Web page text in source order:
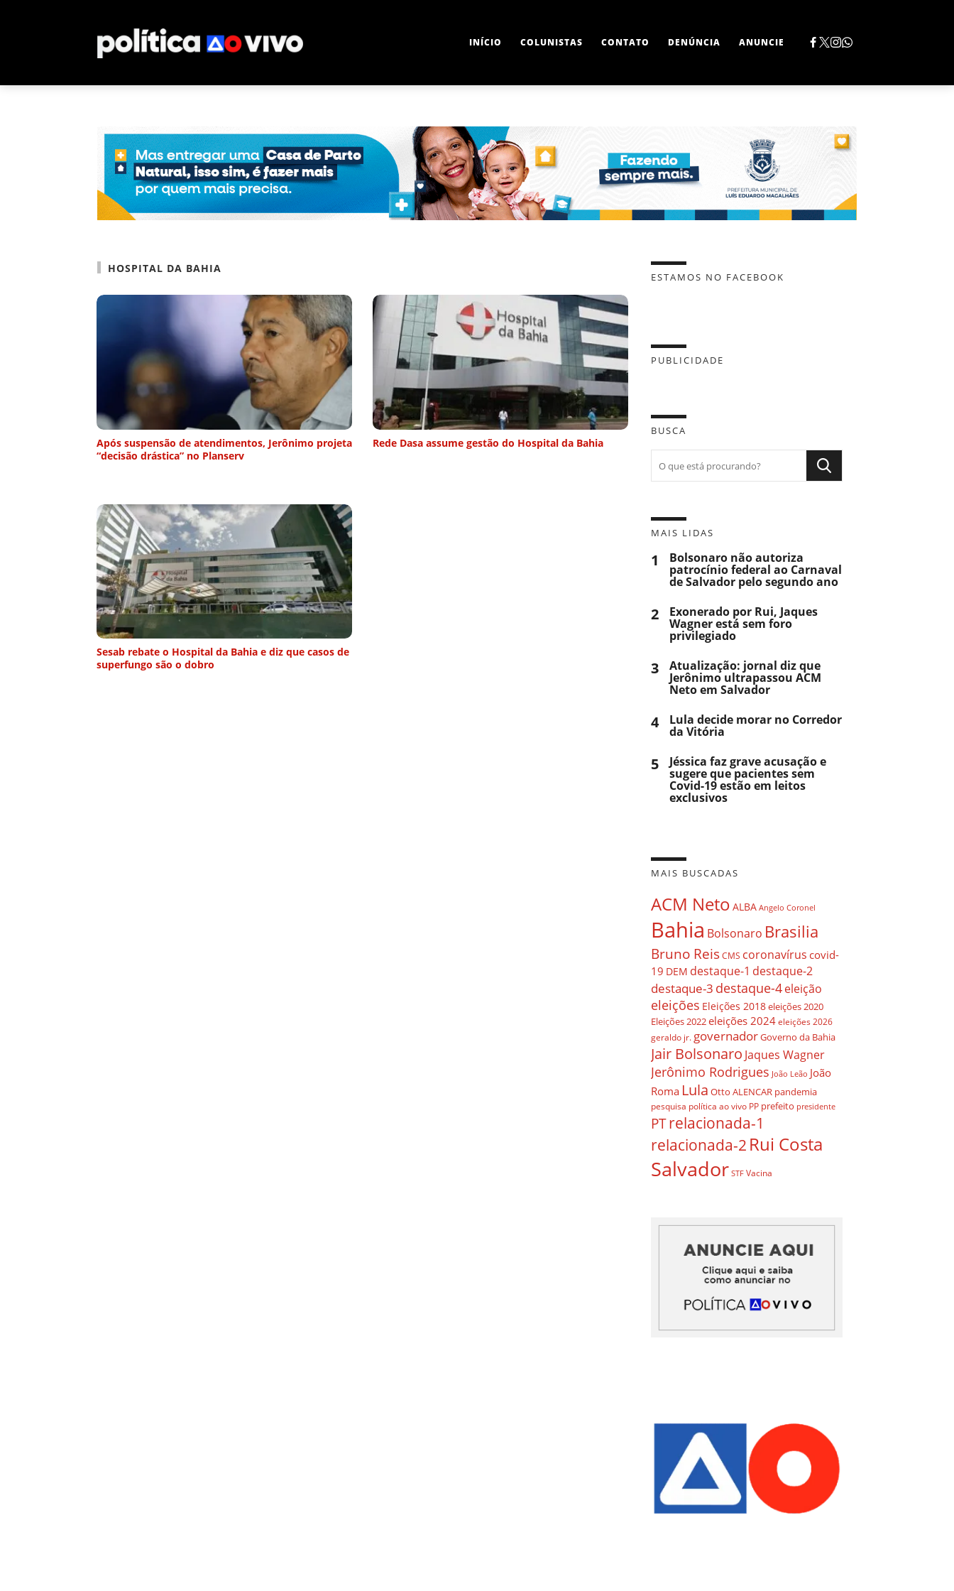
INÍCIO COLUNISTAS CONTATO DENÚNCIA ANUNCIE
HOSPITAL DA BAHIA
Após suspensão de atendimentos, Jerônimo projeta
“decisão drástica” no Planserv
Rede Dasa assume gestão do Hospital da Bahia
Sesab rebate o Hospital da Bahia e diz que casos de
superfungo são o dobro
ESTAMOS NO FACEBOOK
PUBLICIDADE
BUSCA
MAIS LIDAS
1 Bolsonaro não autoriza
patrocínio federal ao Carnaval
de Salvador pelo segundo ano
2 Exonerado por Rui, Jaques
Wagner está sem foro
privilegiado
3 Atualização: jornal diz que
Jerônimo ultrapassou ACM
Neto em Salvador
4 Lula decide morar no Corredor
da Vitória
5 Jéssica faz grave acusação e
sugere que pacientes sem
Covid-19 estão em leitos
exclusivos
MAIS BUSCADAS
ACM Neto ALBA Angelo Coronel
Bahia Bolsonaro Brasilia
Bruno ReisCMS coronavírus covid-
19 DEM destaque-1 destaque-2
destaque-3 destaque-4eleição
eleições Eleições 2018eleições 2020
Eleições 2022eleições 2024 eleições 2026
geraldo jr. governadorGoverno da Bahia
Jair Bolsonaro Jaques Wagner
Jerônimo Rodrigues João Leão João
Roma Lula Otto ALENCAR pandemia
pesquisa política ao vivo PP prefeito presidente
PTrelacionada-1
relacionada-2 Rui Costa
Salvador STF Vacina